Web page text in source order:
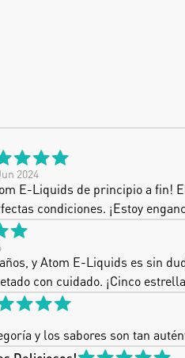
2024
E-Liquids de principio a fin!
condiciones. ¡Estoy
y Atom E-Liquids es sin
con cuidado. ¡Cinco
y los sabores son tan